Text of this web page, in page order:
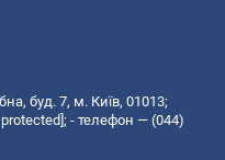
буд. 7, м. Київ, 01013;
; - телефон — (044)